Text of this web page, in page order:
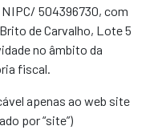
504396730, com
de Carvalho, Lote 5
no âmbito da
fiscal.
apenas ao web site
por “site”)